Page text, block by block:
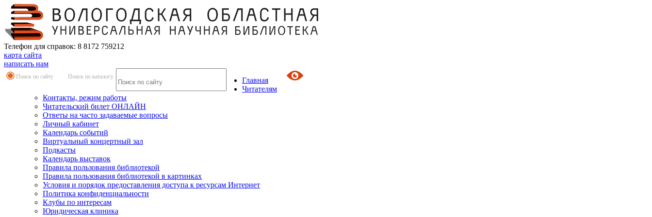
Телефон для справок: 8 8172 759212
карта сайта
написать нам
Поиск по сайту Поиск по каталогу
Главная
Читателям
Контакты, режим работы
Читательский билет ОНЛАЙН
Ответы на часто задаваемые вопросы
Личный кабинет
Календарь событий
Виртуальный концертный зал
Подкасты
Календарь выставок
Правила пользования библиотекой
Правила пользования библиотекой в картинках
Условия и порядок предоставления доступа к ресурсам Интернет
Политика конфиденциальности
Клубы по интересам
Юридическая клиника